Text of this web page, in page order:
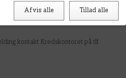
kontakt Kredskontoret på tlf.
Afvis alle Tillad alle